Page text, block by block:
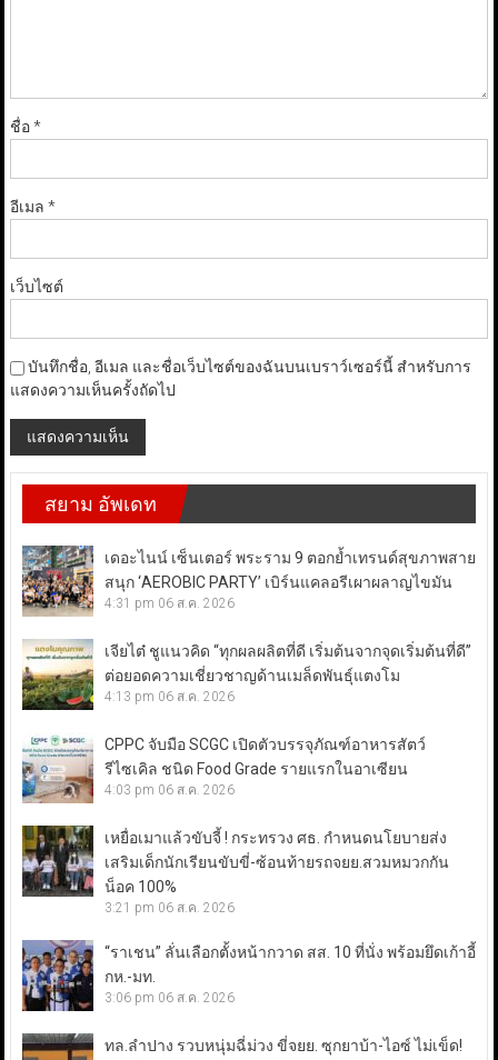
ชื่อ*
อีเมล *
เว็บไซต์
บันทึกชื่อ, อีเมล และชื่อเว็บไซต์ของฉันบนเบราว์เซอร์นี้ สำหรับการ
แสดงความเห็นครั้งถัดไป
สยาม อัพเดท
เดอะไนน์ เซ็นเตอร์ พระราม 9 ตอกย้ำเทรนด์สุขภาพสาย
สนุก ‘AEROBIC PARTY’ เบิร์นแคลอรีเผาผลาญไขมัน
4:31 pm 06 ส.ค. 2026
เจียไต๋ ชูแนวคิด “ทุกผลผลิตที่ดี เริ่มต้นจากจุดเริ่มต้นที่ดี”
ต่อยอดความเชี่ยวชาญด้านเมล็ดพันธุ์แตงโม
4:13 pm 06 ส.ค. 2026
CPPC จับมือ SCGC เปิดตัวบรรจุภัณฑ์อาหารสัตว์
รีไซเคิล ชนิด Food Grade รายแรกในอาเซียน
4:03 pm 06 ส.ค. 2026
เหยื่อเมาแล้วขับจี้ ! กระทรวง ศธ. กำหนดนโยบายส่ง
เสริมเด็กนักเรียนขับขี่-ซ้อนท้ายรถจยย.สวมหมวกกัน
น็อค 100%
3:21 pm 06 ส.ค. 2026
“ราเชน” ลั่นเลือกตั้งหน้ากวาด สส. 10 ที่นั่ง พร้อมยึดเก้าอี้
กห.-มท.
3:06 pm 06 ส.ค. 2026
ทล.ลำปาง รวบหนุ่มฉี่ม่วง ขี่จยย. ซุกยาบ้า-ไอซ์ ไม่เข็ด!